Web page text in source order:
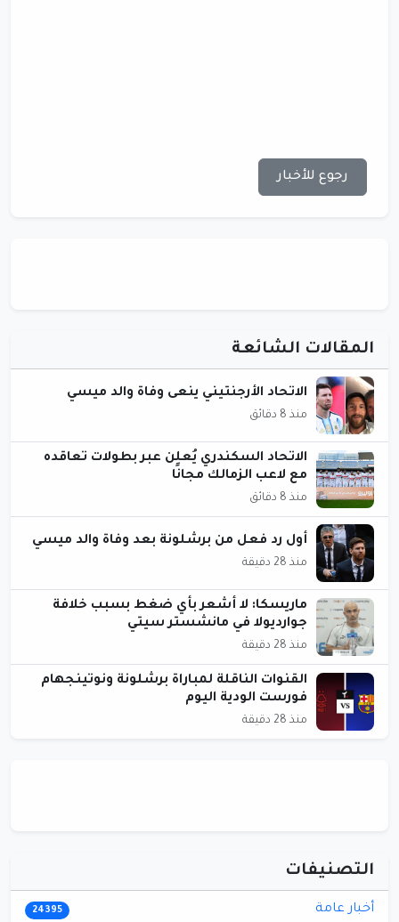
رجوع للأخبار
المقالات الشائعة
الاتحاد الأرجنتيني ينعى وفاة والد ميسي
منذ 8 دقائق
الاتحاد السكندري يُعلن عبر بطولات تعاقده
مع لاعب الزمالك مجانًا
منذ 8 دقائق
أول رد فعل من برشلونة بعد وفاة والد ميسي
منذ 28 دقيقة
ماريسكا: لا أشعر بأي ضغط بسبب خلافة
جوارديولا في مانشستر سيتي
منذ 28 دقيقة
القنوات الناقلة لمباراة برشلونة ونوتينجهام
فورست الودية اليوم
منذ 28 دقيقة
التصنيفات
أخبار عامة 24395